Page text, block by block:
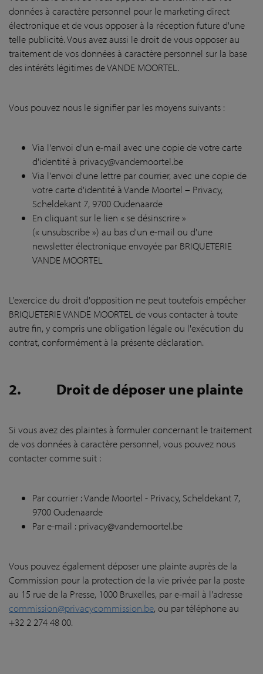
données à caractère personnel pour le marketing direct
électronique et de vous opposer à la réception future d'une
telle publicité. Vous avez aussi le droit de vous opposer au
traitement de vos données à caractère personnel sur la base
des intérêts légitimes de VANDE MOORTEL.
Vous pouvez nous le signifier par les moyens suivants :
Via l'envoi d'un e-mail avec une copie de votre carte
d'identité à privacy@vandemoortel.be
Via l'envoi d'une lettre par courrier, avec une copie de
votre carte d'identité à Vande Moortel – Privacy,
Scheldekant 7, 9700 Oudenaarde
En cliquant sur le lien « se désinscrire »
(« unsubscribe ») au bas d'un e-mail ou d'une
newsletter électronique envoyée par BRIQUETERIE
VANDE MOORTEL
L'exercice du droit d'opposition ne peut toutefois empêcher
BRIQUETERIE VANDE MOORTEL de vous contacter à toute
autre fin, y compris une obligation légale ou l'exécution du
contrat, conformément à la présente déclaration.
2. Droit de déposer une plainte
Si vous avez des plaintes à formuler concernant le traitement
de vos données à caractère personnel, vous pouvez nous
contacter comme suit :
Par courrier : Vande Moortel - Privacy, Scheldekant 7,
9700 Oudenaarde
Par e-mail : privacy@vandemoortel.be
Vous pouvez également déposer une plainte auprès de la
Commission pour la protection de la vie privée par la poste
au 15 rue de la Presse, 1000 Bruxelles, par e-mail à l'adresse
commission@privacycommission.be, ou par téléphone au
+32 2 274 48 00.